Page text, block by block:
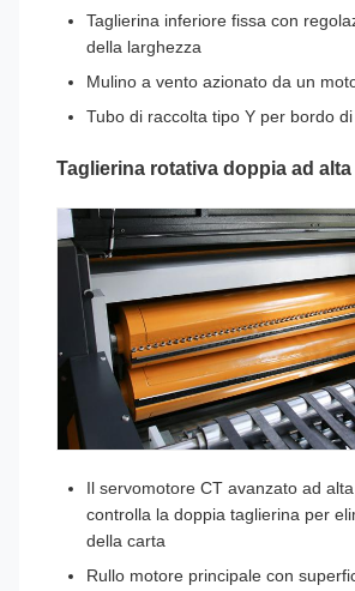
Taglierina inferiore fissa con
della larghezza
Mulino a vento azionato da un
Tubo di raccolta tipo Y per bordo
Taglierina rotativa doppia ad
Il servomotore CT avanzato ad
controlla la doppia taglierina per
della carta
Rullo motore principale con